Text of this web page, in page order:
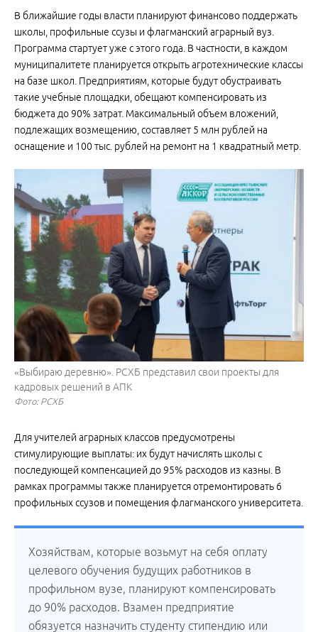
В ближайшие годы власти планируют финансово поддержать
школы, профильные ссузы и флагманский аграрный вуз.
Программа стартует уже с этого года. В частности, в каждом
муниципалитете планируется открыть агротехнические классы
на базе школ. Предприятиям, которые будут обустраивать
такие учебные площадки, обещают компенсировать из
бюджета до 90% затрат. Максимальный объем вложений,
подлежащих возмещению, составляет 5 млн рублей на
оснащение и 100 тыс. рублей на ремонт на 1 квадратный метр.
«Выбираю деревню». РСХБ представил свои проекты для
кадровых решений в АПК
Фото: РСХБ
Для учителей аграрных классов предусмотрены
стимулирующие выплаты: их будут начислять школы с
последующей компенсацией до 95% расходов из казны. В
рамках программы также планируется отремонтировать 6
профильных ссузов и помещения флагманского университета.
Хозяйствам, которые возьмут на себя оплату
целевого обучения будущих работников в
профильном вузе, планируют компенсировать
до 90% расходов. Взамен предприятие
обязуется назначить студенту стипендию или